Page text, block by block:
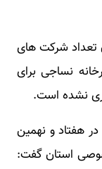
تعداد شرکت های
نساجی برای
نشده است.
امروز ۲۸ آبان ماه در هفتاد و نهمین
استان گفت: